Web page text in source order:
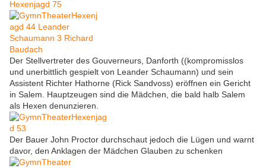
Der Stellvertreter des Gouverneurs, Danforth ((kompromisslos
und unerbittlich gespielt von Leander Schaumann) und sein
Assistent Richter Hathorne (Rick Sandvoss) eröffnen ein Gericht
in Salem. Hauptzeugen sind die Mädchen, die bald halb Salem
als Hexen denunzieren.
Der Bauer John Proctor durchschaut jedoch die Lügen und warnt
davor, den Anklagen der Mädchen Glauben zu schenken